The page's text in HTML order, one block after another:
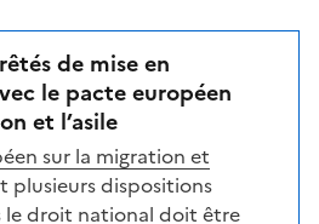
de mise en
le pacte européen
et l’asile
plusieurs dispositions
le droit national doit être